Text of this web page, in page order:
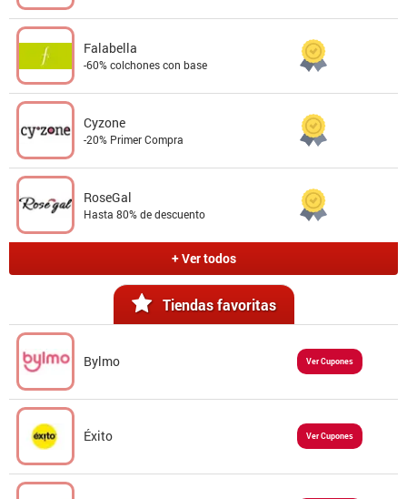
Falabella
-60% colchones con base
Cyzone
-20% Primer Compra
RoseGal
Hasta 80% de descuento
+ Ver todos
Tiendas favoritas
Bylmo Ver Cupones
Éxito Ver Cupones